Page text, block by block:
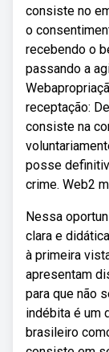
consiste no
o
recebendo o
passando a
receptação:
consiste na
posse
crime. Web2
Nessa
clara e
à primeira
apresentam
para que não
indébita é um
brasileiro